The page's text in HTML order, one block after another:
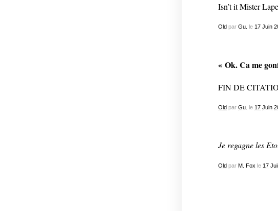
Isn’t it Mister
Oldpar Gu. le 17 Juin
« Ok. Ca me
FIN DE
Oldpar Gu. le 17 Juin
Je regagne les
Oldpar M. Fox le 17